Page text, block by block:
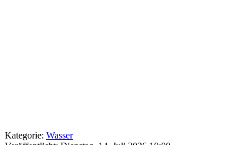
Kategorie: Wasser